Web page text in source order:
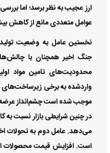
ارز عجیب به نظر برسد؛ اما
عوامل متعددی مانع از کاهش
نخستین عامل به وضعیت
جنگ اخیر همچنان با
محدودیت‌های تامین مواد
واردشده به برخی
موجب شده است چشم‌انداز عرضه
در چنین شرایطی بازار نسبت
می‌دهد. عامل دوم به تحولات
است. افزایش قیمت محصولات